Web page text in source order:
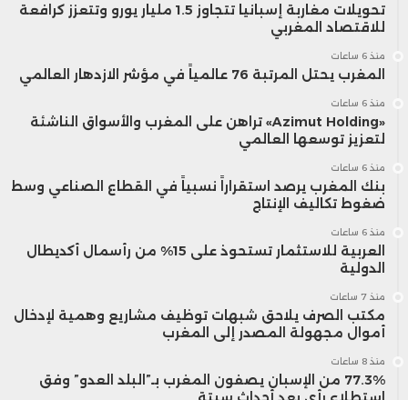
تحويلات مغاربة إسبانيا تتجاوز 1.5 مليار يورو وتتعزز كرافعة
للاقتصاد المغربي
منذ 6 ساعات
المغرب يحتل المرتبة 76 عالمياً في مؤشر الازدهار العالمي
منذ 6 ساعات
«Azimut Holding» تراهن على المغرب والأسواق الناشئة
لتعزيز توسعها العالمي
منذ 6 ساعات
بنك المغرب يرصد استقراراً نسبياً في القطاع الصناعي وسط
ضغوط تكاليف الإنتاج
منذ 6 ساعات
العربية للاستثمار تستحوذ على 15% من رأسمال أكديطال
الدولية
منذ 7 ساعات
مكتب الصرف يلاحق شبهات توظيف مشاريع وهمية لإدخال
أموال مجهولة المصدر إلى المغرب
منذ 8 ساعات
77.3% من الإسبان يصفون المغرب بـ”البلد العدو” وفق